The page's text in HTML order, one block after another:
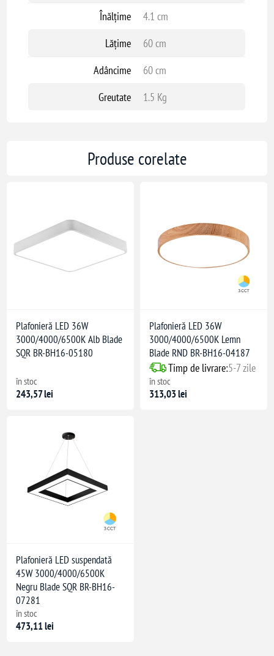
Înălțime
4.1 cm
Lățime
60 cm
Adâncime
60 cm
Greutate
1.5 Kg
Produse corelate
Plafonieră LED 36W
3000/4000/6500K Alb Blade
SQR BR-BH16-05180
în stoc
243,57 lei
Plafonieră LED 36W
3000/4000/6500K Lemn
Blade RND BR-BH16-04187
Timp de livrare:5-7 zile
în stoc
313,03 lei
Plafonieră LED suspendată
45W 3000/4000/6500K
Negru Blade SQR BR-BH16-
07281
în stoc
473,11 lei